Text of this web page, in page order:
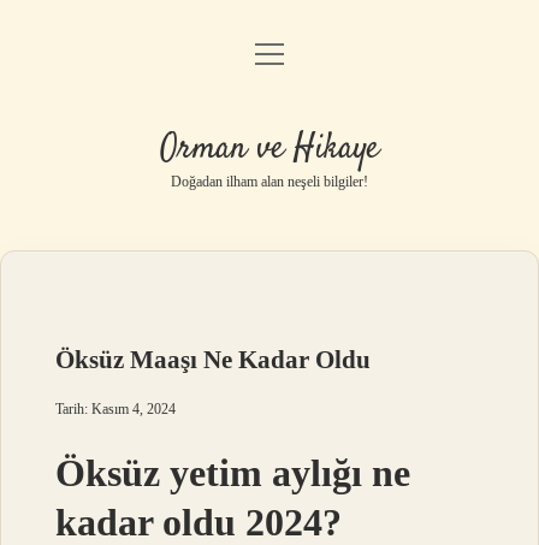
Anasayfa
Yasal Uyarı
menüyü
Orman ve Hikaye
Doğadan ilham alan neşeli bilgiler!
Öksüz Maaşı Ne Kadar Oldu
Tarih: Kasım 4, 2024
Öksüz yetim aylığı ne
kadar oldu 2024?